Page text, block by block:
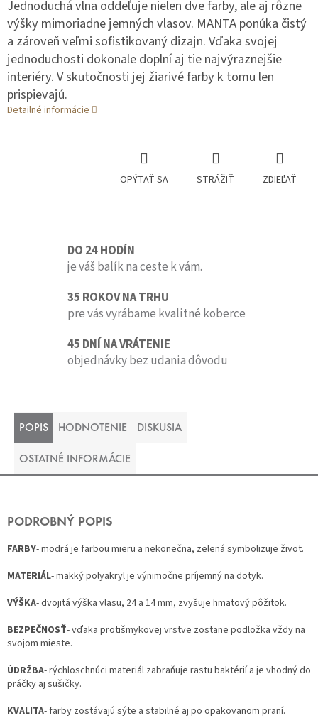
Jednoduchá vlna oddeľuje nielen dve farby, ale aj rôzne
výšky mimoriadne jemných vlasov. MANTA ponúka čistý
a zároveň veľmi sofistikovaný dizajn. Vďaka svojej
jednoduchosti dokonale doplní aj tie najvýraznejšie
interiéry. V skutočnosti jej žiarivé farby k tomu len
prispievajú.
Detailné informácie
OPÝTAŤ SA STRÁŽIŤ ZDIEĽAŤ
DO 24 HODÍN
je váš balík na ceste k vám.
35 ROKOV NA TRHU
pre vás vyrábame kvalitné koberce
45 DNÍ NA VRÁTENIE
objednávky bez udania dôvodu
POPIS HODNOTENIE DISKUSIA
OSTATNÉ INFORMÁCIE
PODROBNÝ POPIS
FARBY- modrá je farbou mieru a nekonečna, zelená symbolizuje život.
MATERIÁL- mäkký polyakryl je výnimočne príjemný na dotyk.
VÝŠKA- dvojitá výška vlasu, 24 a 14 mm, zvyšuje hmatový pôžitok.
BEZPEČNOSŤ- vďaka protišmykovej vrstve zostane podložka vždy na
svojom mieste.
ÚDRŽBA- rýchloschnúci materiál zabraňuje rastu baktérií a je vhodný do
práčky aj sušičky.
KVALITA- farby zostávajú sýte a stabilné aj po opakovanom praní.